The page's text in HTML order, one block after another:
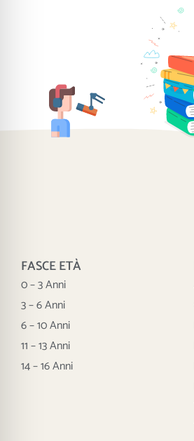
FASCE ETÀ
0 – 3 Anni
3 – 6 Anni
6 – 10 Anni
11 – 13 Anni
14 – 16 Anni